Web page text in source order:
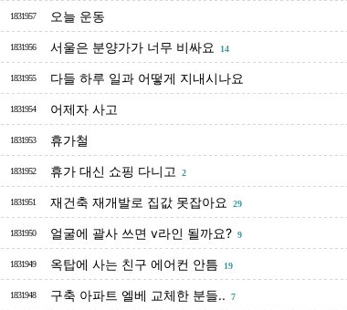
1831957 오늘 운동
1831956 서울은 분양가가 너무 비싸요 14
1831955 다들 하루 일과 어떻게 지내시나요
1831954 어제자 사고
1831953 휴가철
1831952 휴가 대신 쇼핑 다니고 2
1831951 재건축 재개발로 집값 못잡아요 29
1831950 얼굴에 괄사 쓰면 v라인 될까요? 9
1831949 옥탑에 사는 친구 에어컨 안틈 19
1831948 구축 아파트 엘베 교체한 분들.. 7